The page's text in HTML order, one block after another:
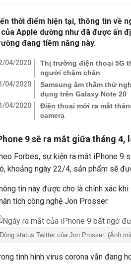
thời điểm hiện tại, thông tin về
của Apple dường như đã được ấn
đang tiềm năng này.
04/2020
Thị trường điện thoại 5G
người chậm chân
04/2020
Samsung âm thầm thử
dụng trên Galaxy Note 20
04/2020
Điện thoại mới ra mắt
camera
9 sẽ ra mắt giữa tháng 4,
Forbes, sự kiện ra mắt iPhone 9
khoảng ngày 22/4, sản phẩm sẽ
tin này được cho là chính xác
tích công nghệ Jon Prosser.
Dòng status Twitter của Jon Prosser. (Ảnh
tình hình virus corona vẫn đang